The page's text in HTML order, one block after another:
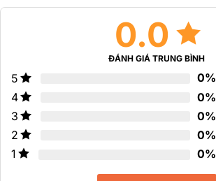
0.0
ĐÁNH GIÁ TRUNG BÌNH
5 0%
4
0%
3
0%
2
0%
1
0%